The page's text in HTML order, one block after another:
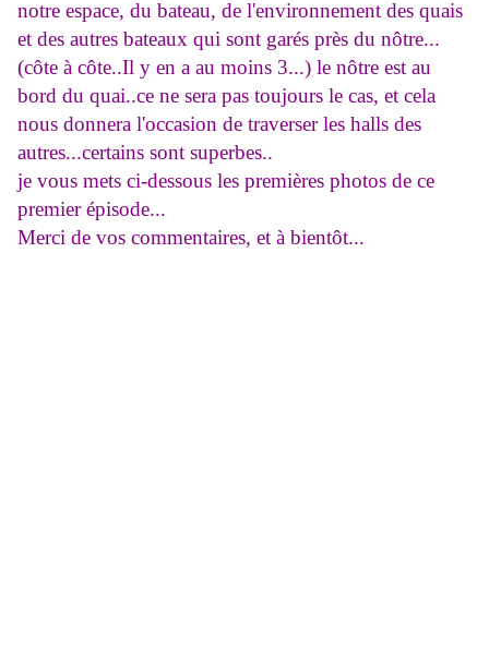
notre espace, du bateau, de l'environnement des quais
et des autres bateaux qui sont garés près du nôtre...
(côte à côte..Il y en a au moins 3...) le nôtre est au
bord du quai..ce ne sera pas toujours le cas, et cela
nous donnera l'occasion de traverser les halls des
autres...certains sont superbes..
je vous mets ci-dessous les premières photos de ce
premier épisode...
Merci de vos commentaires, et à bientôt...